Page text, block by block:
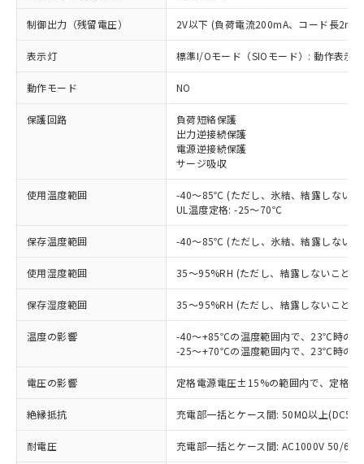
制御出力（残留電圧） 2V以下 (負荷電流200mA、コード長2m
表示灯 標準I/Oモード（SIOモード）: 動作表示
動作モード NO
保護回路
負荷短絡保護
出力逆接続保護
電源逆接続保護
サージ吸収
使用温度範囲
-40～85℃ (ただし、氷結、結露しないこ
UL温度定格: -25～70℃
保存温度範囲 -40～85℃ (ただし、氷結、結露しないこ
使用湿度範囲 35～95%RH (ただし、結露しないこと)
保存湿度範囲 35～95%RH (ただし、結露しないこと)
温度の影響
-40～+85℃の温度範囲内で、23℃時の
-25～+70℃の温度範囲内で、23℃時の
電圧の影響 定格電源電圧±15%の範囲内で、定格
絶縁抵抗 充電部一括とケース間: 50MΩ以上
耐電圧 充電部一括とケース間: AC1000V 50/
ご利用条件
ご利用ください。
本サービスは、当社制御機器事業取扱
商品の当社在庫状況および標準価格
(税抜)を提供させていただくもので
当社制御機器事業取扱商品の中には、
本サービスの対象外となる商品もある
ことをご了承ください。
対応済み：EU RoHS指令（10物質）の
非含有に対応した製品が提供可能な商品で
有に対応した製品に切り替える予定のある
商品です。
対応予定なし：EU RoHS指令（10物質）の
非含有に非対応の商品で、対応品を出す予
調査・確認中：EU RoHS指令（10物質）の
非含有の対応状況を調査中または確認中の
非該当品：ライセンス料など無形物で、有
害物質有無と関係のない商品です。
仕入先様の事情により、非含有部品として
むを得ず変更することがあります。
※1 中国RoHS○×表
「○」：最大均質材料含有率が中国RoHSの
基準値以下であることを示します。
「×」：最大均質材料含有率が中国RoHSの
基準値を超えていることを示します。
「－」：未確認です。当社販売部門へお問
当社は、これら貴社製品のうち、外国